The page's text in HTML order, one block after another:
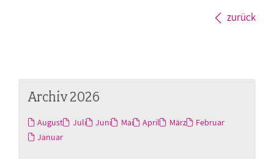
zurück
Archiv 2026
August Juli Juni Mai April März
Februar
Januar